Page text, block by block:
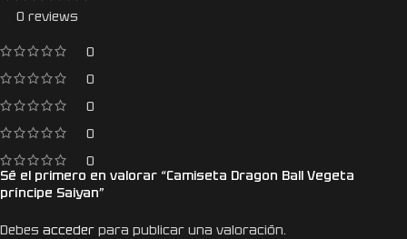
0 reviews
0
0
0
0
0
Sé el primero en valorar “Camiseta Dragon Ball Vegeta
príncipe Saiyan”
Debes acceder para publicar una valoración.